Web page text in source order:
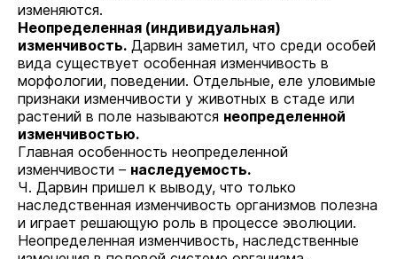
изменяются.
Неопределенная (индивидуальная)
изменчивость. Дарвин заметил, что среди особей
вида существует особенная изменчивость в
морфологии, поведении. Отдельные, еле уловимые
признаки изменчивости у животных в стаде или
растений в поле называются неопределенной
изменчивостью.
Главная особенность неопределенной
изменчивости – наследуемость.
Ч. Дарвин пришел к выводу, что только
наследственная изменчивость организмов полезна
и играет решающую роль в процессе эволюции.
Неопределенная изменчивость, наследственные